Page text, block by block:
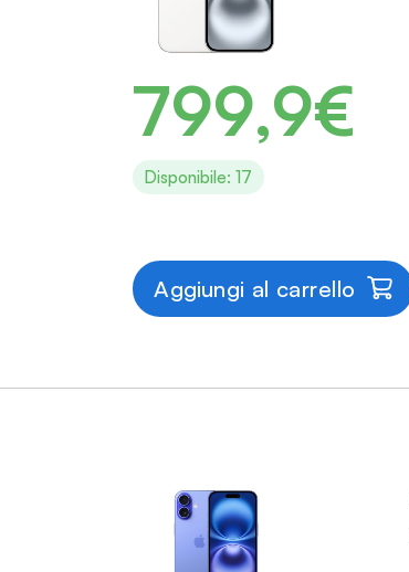
799,9€
Disponibile: 17
Aggiungi al carrello